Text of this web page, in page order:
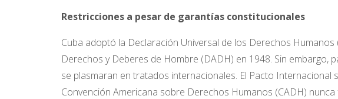
Restricciones a pesar de garantías constitucionales
Cuba adoptó la Declaración Universal de los Derechos
Derechos y Deberes de Hombre (DADH) en 1948. Sin
se plasmaran en tratados internacionales. El Pacto Internacional
Convención Americana sobre Derechos Humanos (CADH)